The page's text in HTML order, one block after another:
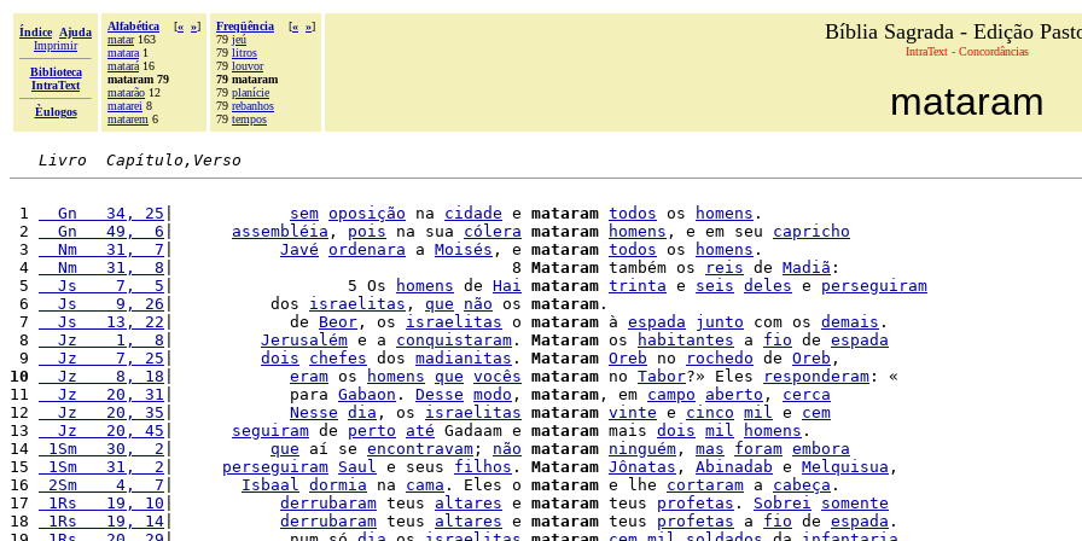
Índice
Ajuda
Imprimir
Biblioteca
IntraText
Èulogos
Alfabética [« »]
matar163
matara 1
matará 16
mataram 79
matarão 12
matarei 8
matarem 6
Freqüência [« »]
79 jeú
79 litros
79 louvor
79 mataram
79 planície
79 rebanhos
79 tempos
Bíblia Sagrada - Edição
IntraText - Concordâncias
mataram
Livro  Capítulo,Verso
1
  Gn   34, 25
sem oposição na cidade e mataram todos os homens .
2
  Gn   49,  6
assembléia , pois na sua cólera mataram homens , e em seu capricho
3
  Nm   31,  7
Javé ordenara a Moisés , e mataram todos os homens .
4
  Nm   31,  8
|                                   8 Mataram também os reis de Madiã :
5
  Js    7,  5
|                  5 Os homens de Hai mataram trinta e seis deles e perseguiram
6
  Js    9, 26
|          dos israelitas , que não os mataram .
7
  Js   13, 22
|            de Beor , os israelitas o mataram à espada junto com os demais .
8
  Jz    1,  8
Jerusalém e a conquistaram . Mataram os habitantes a fio de espada
9
  Jz    7, 25
dois chefes dos madianitas . Mataram Oreb no rochedo de Oreb
10
  Jz    8, 18
eram os homens que vocês mataram no Tabor?» Eles responderam : «
11
  Jz   20, 31
|            para Gabaon . Desse modo , mataram , em campo aberto , cerca
12
  Jz   20, 35
Nesse dia , os israelitas mataram vinte e cinco mil e cem
13
  Jz   20, 45
seguiram de perto até Gadaam e mataram mais dois mil homens .
14
1Sm   30,  2 que aí se encontravam ; não mataram ninguém , mas foram embora
15
1Sm   31,  2 perseguiram Saul e seus filhos . Mataram Jônatas , Abinadab e Melquisua ,
16
2Sm    4,  7 Isbaal dormia na cama . Eles o mataram e lhe cortaram a cabeça .
17
1Rs   19, 10 derrubaram teus altares e mataram teus profetas . Sobrei
somente
18
1Rs   19, 14 derrubaram teus altares e mataram teus profetas a fio de espada .